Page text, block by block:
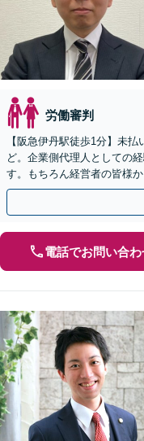
労働審判
【阪急伊丹駅徒歩1分】未
ど。企業側代理人としての
す。もちろん経営者の皆様
室対応】
電話でお問い合わ